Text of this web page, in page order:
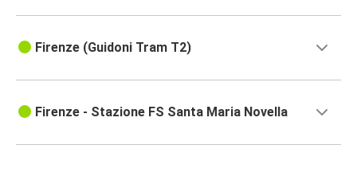
Firenze (Guidoni Tram T2)
Firenze - Stazione FS Santa Maria Novella